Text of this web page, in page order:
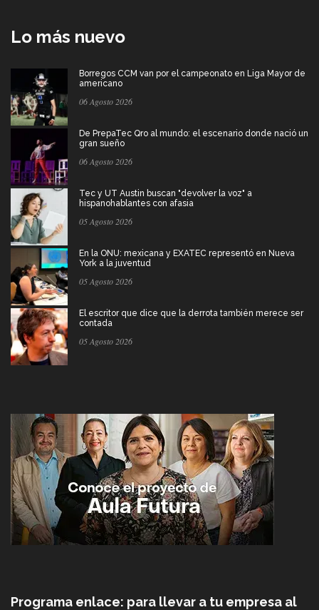
Lo más nuevo
Borregos CCM van por el campeonato en Liga Mayor de
americano
06 Agosto 2026
De PrepaTec Qro al mundo: el escenario donde nació un
gran sueño
06 Agosto 2026
Tec y UT Austin buscan "devolver la voz" a
hispanohablantes con afasia
05 Agosto 2026
En la ONU: mexicana y EXATEC representó en Nueva
York a la juventud
05 Agosto 2026
El escritor que dice que la derrota también merece ser
contada
05 Agosto 2026
Programa enlace: para llevar a tu empresa al